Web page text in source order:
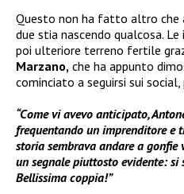
Questo non ha fatto altro che
due stia nascendo qualcosa.
poi ulteriore terreno fertile
Marzano, che ha appunto
cominciato a seguirsi sui social,
“Come vi avevo anticipato,
frequentando un imprenditore e
storia sembrava andare a gonfie
un segnale piuttosto evidente: si
Bellissima coppia!”